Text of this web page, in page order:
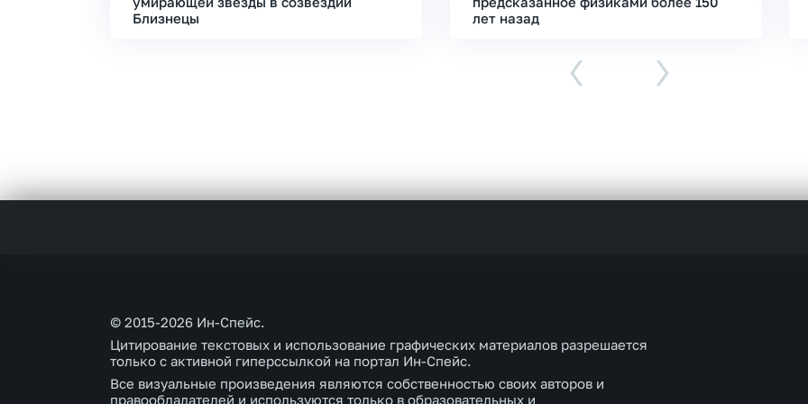
Близнецы
лет назад
‹ ›
© 2015-2026 Ин-Спейс.
Цитирование текстовых и использование графических материалов разрешается
только с активной гиперссылкой на портал Ин-Спейс.
Все визуальные произведения являются собственностью своих авторов и
правообладателей и используются только в образовательных и